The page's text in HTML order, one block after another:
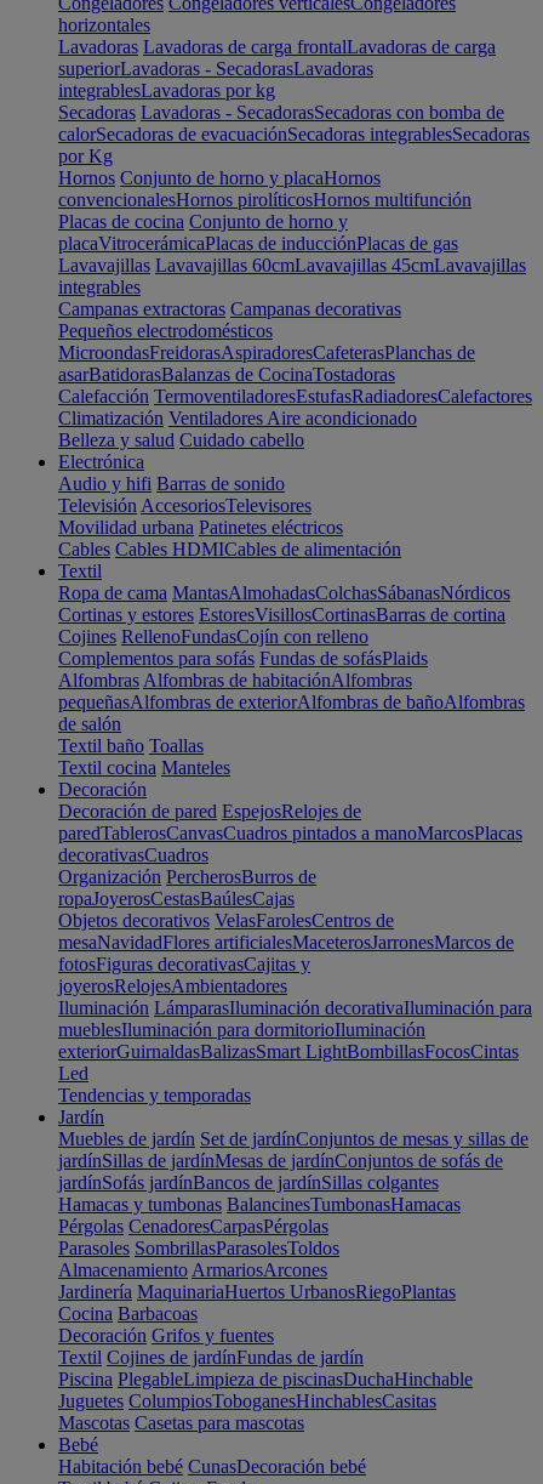
horizontales
Lavadoras Lavadoras de carga frontalLavadoras de carga
superiorLavadoras - SecadorasLavadoras
integrablesLavadoras por kg
Secadoras Lavadoras - SecadorasSecadoras con bomba de
calorSecadoras de evacuaciónSecadoras integrablesSecadoras
por Kg
Hornos Conjunto de horno y placaHornos
convencionalesHornos pirolíticosHornos multifunción
Placas de cocina Conjunto de horno y
placaVitrocerámicaPlacas de inducciónPlacas de gas
Lavavajillas Lavavajillas 60cmLavavajillas 45cmLavavajillas
integrables
Campanas extractoras Campanas decorativas
Pequeños electrodomésticos
MicroondasFreidorasAspiradoresCafeterasPlanchas de
asarBatidorasBalanzas de CocinaTostadoras
Calefacción TermoventiladoresEstufasRadiadoresCalefactores
Climatización Ventiladores Aire acondicionado
Belleza y salud Cuidado cabello
Electrónica
Audio y hifi Barras de sonido
Televisión AccesoriosTelevisores
Movilidad urbana Patinetes eléctricos
Cables Cables HDMICables de alimentación
Textil
Ropa de cama MantasAlmohadasColchasSábanasNórdicos
Cortinas y estores EstoresVisillosCortinasBarras de cortina
Cojines RellenoFundasCojín con relleno
Complementos para sofás Fundas de sofásPlaids
Alfombras Alfombras de habitaciónAlfombras
pequeñasAlfombras de exteriorAlfombras de bañoAlfombras
de salón
Textil baño Toallas
Textil cocina Manteles
Decoración
Decoración de pared EspejosRelojes de
paredTablerosCanvasCuadros pintados a manoMarcosPlacas
decorativasCuadros
Organización PercherosBurros de
ropaJoyerosCestasBaúlesCajas
Objetos decorativos VelasFarolesCentros de
mesaNavidadFlores artificialesMaceterosJarronesMarcos de
fotosFiguras decorativasCajitas y
joyerosRelojesAmbientadores
Iluminación LámparasIluminación decorativaIluminación para
mueblesIluminación para dormitorioIluminación
exteriorGuirnaldasBalizasSmart LightBombillasFocosCintas
Led
Tendencias y temporadas
Jardín
Muebles de jardín Set de jardínConjuntos de mesas y sillas de
jardínSillas de jardínMesas de jardínConjuntos de sofás de
jardínSofás jardínBancos de jardínSillas colgantes
Hamacas y tumbonas BalancinesTumbonasHamacas
Pérgolas CenadoresCarpasPérgolas
Parasoles SombrillasParasolesToldos
Almacenamiento ArmariosArcones
Jardinería MaquinariaHuertos UrbanosRiegoPlantas
Cocina Barbacoas
Decoración Grifos y fuentes
Textil Cojines de jardínFundas de jardín
Piscina PlegableLimpieza de piscinasDuchaHinchable
Juguetes ColumpiosToboganesHinchablesCasitas
Mascotas Casetas para mascotas
Bebé
Habitación bebé CunasDecoración bebé